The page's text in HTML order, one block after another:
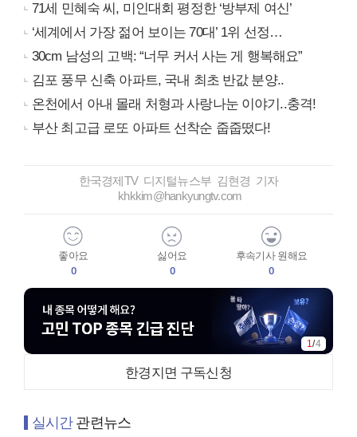
71세 민혜숙 씨, 미인대회 평정한 ‘방부제 여신’
‘세계에서 가장 젊어 보이는 70대’ 1위 선정…
30cm 남성의 고백: “너무 커서 사는 게 행복해요”
김포 풍무 신축 아파트, 국내 최초 반값 분양..
온천에서 아내 몰래 처형과 사랑나눈 이야기..충격!
부산 최고급 로또 아파트 선착순 줍줍떴다!
한국경제TV 디지털뉴스부 김현경 기자
khkkim@hankyungtv.com
좋아요
0
싫어요
0
후속기사 원해요
0
1 /4
한경지면 구독신청
실시간관련뉴스